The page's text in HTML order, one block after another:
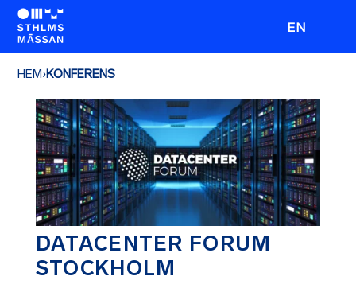
EN
HEM›KONFERENS
DATACENTER FORUM
STOCKHOLM